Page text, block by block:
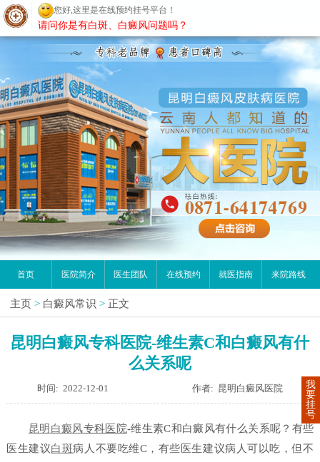
昆明白癜风医院
首页 医院简介 医生团队 在线预约 就医指南 来院路线
主页 > 白癜风常识 > 正文
昆明白癜风专科医院-维生素C和白癜风有什
么关系呢
时间: 2022-12-01 作者: 昆明白癜风医院
昆明 白癜风专科医院-维生素C和白癜风有什么关系呢？有些
医生建议白斑病人不要吃维C，有些医生建议病人可以吃，但不
我
要
挂
号
您好,这里是在线预约挂号平台！
请问你是有白斑、白癜风问题吗？